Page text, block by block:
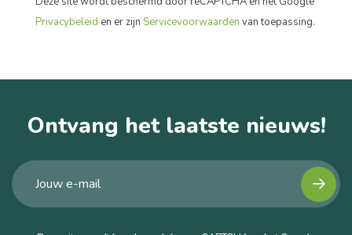
Privacybeleid en er zijn Servicevoorwaarden van toepassing.
Ontvang het laatste nieuws!